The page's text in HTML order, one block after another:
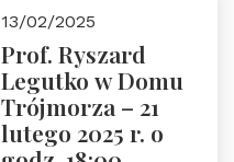
13/02/2025
Prof. Ryszard
Legutko w Domu
Trójmorza – 21
lutego 2025 r. o